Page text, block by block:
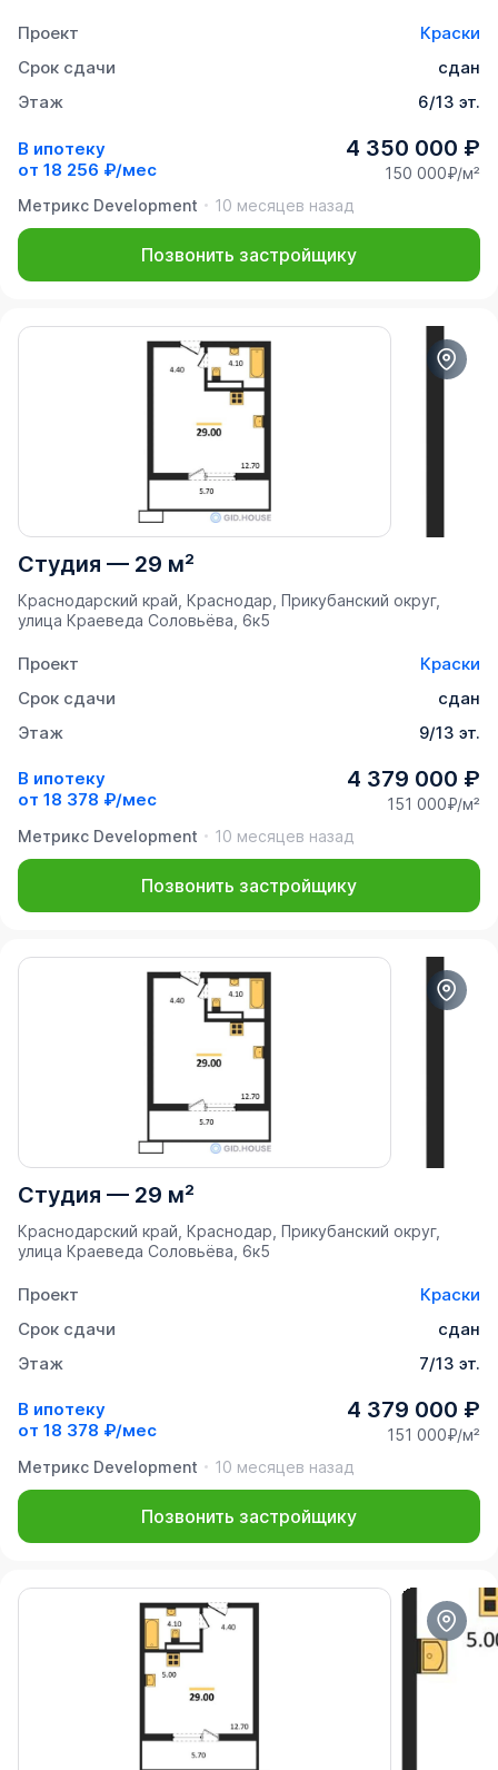
Проект
Краски
Срок сдачи
сдан
Этаж
6/13 эт.
В ипотеку
от 18 256 ₽/мес
4 350 000 ₽
150 000₽/м²
Метрикс Development
10 месяцев назад
Позвонить застройщику
Студия — 29 м²
Краснодарский край, Краснодар, Прикубанский округ,
улица Краеведа Соловьёва, 6к5
Проект
Краски
Срок сдачи
сдан
Этаж
9/13 эт.
В ипотеку
от 18 378 ₽/мес
4 379 000 ₽
151 000₽/м²
Метрикс Development
10 месяцев назад
Позвонить застройщику
Студия — 29 м²
Краснодарский край, Краснодар, Прикубанский округ,
улица Краеведа Соловьёва, 6к5
Проект
Краски
Срок сдачи
сдан
Этаж
7/13 эт.
В ипотеку
от 18 378 ₽/мес
4 379 000 ₽
151 000₽/м²
Метрикс Development
10 месяцев назад
Позвонить застройщику